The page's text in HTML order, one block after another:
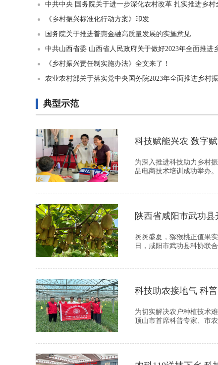
中共中央 国务院关于进一步深化农村改革 扎实推进乡村
《乡村振兴标准化行动方案》印发
国务院关于推进普惠金融高质量发展的实施意见
中共山西省委 山西省人民政府关于做好2023年全面推进
《乡村振兴责任制实施办法》全文来了！
农业农村部关于落实党中央国务院2023年全面推进乡村
典型示范
科技赋能兴农 数字
为深入推进科技助力乡村
品电商技术培训成功举办
陕西省咸阳市武功
炎炎盛夏，猕猴桃正值果
日，咸阳市武功县科协联
科技助农接地气 科
为切实解决农户种植技术
顶山市首席科普专家、市